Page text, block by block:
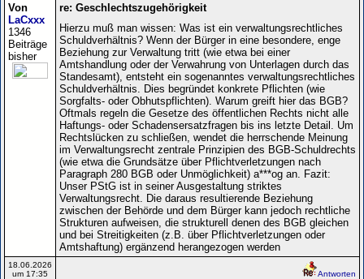
Von
LaCxxx
1346
Beiträge
bisher
re: Geschlechtszugehörigkeit
Hierzu muß man wissen: Was ist ein verwaltungsrechtliches
Schuldverhältnis? Wenn der Bürger in eine besondere, enge
Beziehung zur Verwaltung tritt (wie etwa bei einer
Amtshandlung oder der Verwahrung von Unterlagen durch das
Standesamt), entsteht ein sogenanntes verwaltungsrechtliches
Schuldverhältnis. Dies begründet konkrete Pflichten (wie
Sorgfalts- oder Obhutspflichten). Warum greift hier das BGB?
Oftmals regeln die Gesetze des öffentlichen Rechts nicht alle
Haftungs- oder Schadensersatzfragen bis ins letzte Detail. Um
Rechtslücken zu schließen, wendet die herrschende Meinung
im Verwaltungsrecht zentrale Prinzipien des BGB-Schuldrechts
(wie etwa die Grundsätze über Pflichtverletzungen nach
Paragraph 280 BGB oder Unmöglichkeit) a***og an. Fazit:
Unser PStG ist in seiner Ausgestaltung striktes
Verwaltungsrecht. Die daraus resultierende Beziehung
zwischen der Behörde und dem Bürger kann jedoch rechtliche
Strukturen aufweisen, die strukturell denen des BGB gleichen
und bei Streitigkeiten (z.B. über Pflichtverletzungen oder
Amtshaftung) ergänzend herangezogen werden
18.06.2026
um 17:35
Antworten